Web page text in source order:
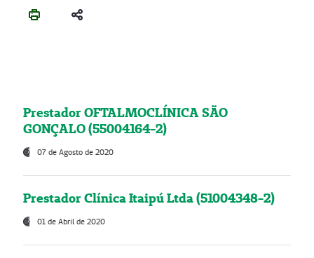
Prestador OFTALMOCLÍNICA SÃO
GONÇALO (55004164-2)
07 de Agosto de 2020
Prestador Clínica Itaipú Ltda (51004348-2)
01 de Abril de 2020